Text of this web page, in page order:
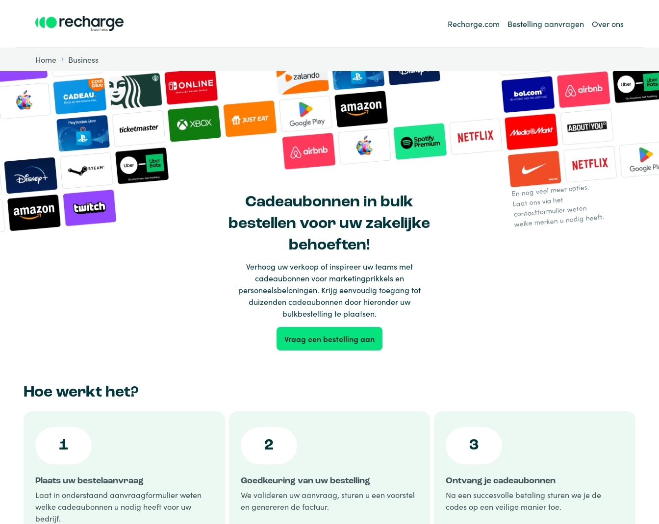
Recharge.com Bestelling aanvragen Over ons
Home Business
Cadeaubonnen in bulk
bestellen voor uw zakelijke
behoeften!
Verhoog uw verkoop of inspireer uw teams met
cadeaubonnen voor marketingprikkels en
personeelsbeloningen. Krijg eenvoudig toegang tot
duizenden cadeaubonnen door hieronder uw
bulkbestelling te plaatsen.
Vraag een bestelling aan
En nog veel meer opties.
Laat ons via het
contactformulier weten
welke merken u nodig heeft.
Hoe werkt het?
1
Plaats uw bestelaanvraag
Laat in onderstaand aanvraagformulier weten
welke cadeaubonnen u nodig heeft voor uw
bedrijf.
2
Goedkeuring van uw bestelling
We valideren uw aanvraag, sturen u een voorstel
en genereren de factuur.
3
Ontvang je cadeaubonnen
Na een succesvolle betaling sturen we je de
codes op een veilige manier toe.